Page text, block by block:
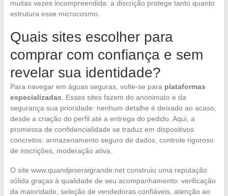
muitas vezes incompreendida: a discrição protege tanto quanto
estrutura esse microcosmo.
Quais sites escolher para
comprar com confiança e sem
revelar sua identidade?
Para navegar em águas seguras, volte-se para plataformas
especializadas . Esses sites fazem do anonimato e da
segurança sua prioridade: nenhum detalhe é deixado ao acaso,
desde a criação do perfil até a entrega do pedido. Aqui, a
promessa de confidencialidade se traduz em dispositivos
concretos: armazenamento seguro de dados, controle rigoroso
de inscrições, moderação ativa.
O site www.quandjeseraigrande.net construiu uma reputação
sólida graças à qualidade de seu acompanhamento: verificação
da maioridade, seleção de vendedoras confiáveis, atenção ao